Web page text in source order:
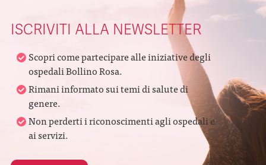
ISCRIVITI ALLA NEWSLETTER
Scopri come partecipare alle iniziative degli
ospedali Bollino Rosa.
Rimani informato sui temi di salute di
genere.
Non perderti i riconoscimenti agli ospedali e
ai servizi.